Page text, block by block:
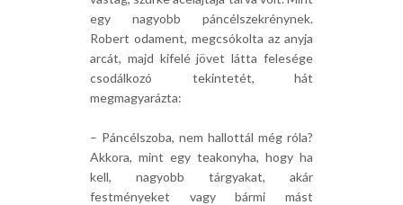
egy nagyobb páncélszekrénynek.
Robert odament, megcsókolta az anyja
arcát, majd kifelé jövet látta felesége
csodálkozó tekintetét, hát
megmagyarázta:
– Páncélszoba, nem hallottál még róla?
Akkora, mint egy teakonyha, hogy ha
kell, nagyobb tárgyakat, akár
festményeket vagy bármi mást